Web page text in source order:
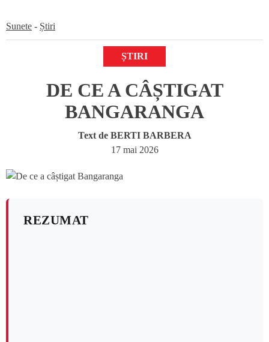
Sunete - Știri
ȘTIRI
DE CE A CÂȘTIGAT
BANGARANGA
Text de BERTI BARBERA
17 mai 2026
REZUMAT